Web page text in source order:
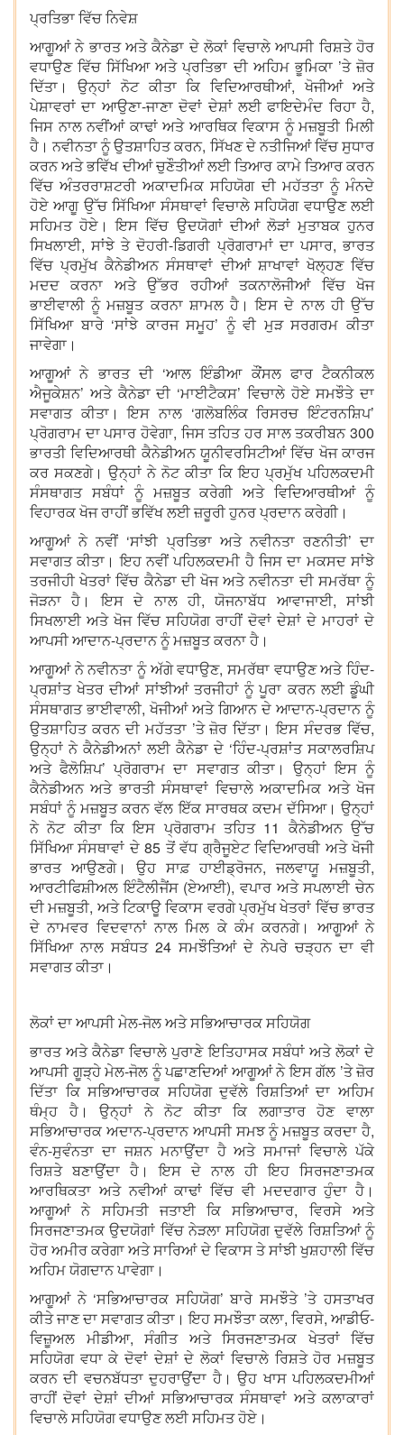
ਪ੍ਰਤਿਭਾ ਵਿੱਚ ਨਿਵੇਸ਼
ਆਗੂਆਂ ਨੇ ਭਾਰਤ ਅਤੇ ਕੈਨੇਡਾ ਦੇ ਲੋਕਾਂ ਵਿਚਾਲੇ ਆਪਸੀ ਰਿਸ਼ਤੇ ਹੋਰ
ਵਧਾਉਣ ਵਿੱਚ ਸਿੱਖਿਆ ਅਤੇ ਪ੍ਰਤਿਭਾ ਦੀ ਅਹਿਮ ਭੂਮਿਕਾ ’ਤੇ ਜ਼ੋਰ
ਦਿੱਤਾ। ਉਨ੍ਹਾਂ ਨੋਟ ਕੀਤਾ ਕਿ ਵਿਦਿਆਰਥੀਆਂ, ਖੋਜੀਆਂ ਅਤੇ
ਪੇਸ਼ਾਵਰਾਂ ਦਾ ਆਉਣਾ-ਜਾਣਾ ਦੋਵਾਂ ਦੇਸ਼ਾਂ ਲਈ ਫਾਇਦੇਮੰਦ ਰਿਹਾ ਹੈ,
ਜਿਸ ਨਾਲ ਨਵੀਂਆਂ ਕਾਢਾਂ ਅਤੇ ਆਰਥਿਕ ਵਿਕਾਸ ਨੂੰ ਮਜ਼ਬੂਤੀ ਮਿਲੀ
ਹੈ। ਨਵੀਨਤਾ ਨੂੰ ਉਤਸ਼ਾਹਿਤ ਕਰਨ, ਸਿੱਖਣ ਦੇ ਨਤੀਜਿਆਂ ਵਿੱਚ ਸੁਧਾਰ
ਕਰਨ ਅਤੇ ਭਵਿੱਖ ਦੀਆਂ ਚੁਣੌਤੀਆਂ ਲਈ ਤਿਆਰ ਕਾਮੇ ਤਿਆਰ ਕਰਨ
ਵਿੱਚ ਅੰਤਰਰਾਸ਼ਟਰੀ ਅਕਾਦਮਿਕ ਸਹਿਯੋਗ ਦੀ ਮਹੱਤਤਾ ਨੂੰ ਮੰਨਦੇ
ਹੋਏ ਆਗੂ ਉੱਚ ਸਿੱਖਿਆ ਸੰਸਥਾਵਾਂ ਵਿਚਾਲੇ ਸਹਿਯੋਗ ਵਧਾਉਣ ਲਈ
ਸਹਿਮਤ ਹੋਏ। ਇਸ ਵਿੱਚ ਉਦਯੋਗਾਂ ਦੀਆਂ ਲੋੜਾਂ ਮੁਤਾਬਕ ਹੁਨਰ
ਸਿਖਲਾਈ, ਸਾਂਝੇ ਤੇ ਦੋਹਰੀ-ਡਿਗਰੀ ਪ੍ਰੋਗਰਾਮਾਂ ਦਾ ਪਸਾਰ, ਭਾਰਤ
ਵਿੱਚ ਪ੍ਰਮੁੱਖ ਕੈਨੇਡੀਅਨ ਸੰਸਥਾਵਾਂ ਦੀਆਂ ਸ਼ਾਖਾਵਾਂ ਖੋਲ੍ਹਣ ਵਿੱਚ
ਮਦਦ ਕਰਨਾ ਅਤੇ ਉੱਭਰ ਰਹੀਆਂ ਤਕਨਾਲੋਜੀਆਂ ਵਿੱਚ ਖੋਜ
ਭਾਈਵਾਲੀ ਨੂੰ ਮਜ਼ਬੂਤ ਕਰਨਾ ਸ਼ਾਮਲ ਹੈ। ਇਸ ਦੇ ਨਾਲ ਹੀ ਉੱਚ
ਸਿੱਖਿਆ ਬਾਰੇ ‘ਸਾਂਝੇ ਕਾਰਜ ਸਮੂਹ’ ਨੂੰ ਵੀ ਮੁੜ ਸਰਗਰਮ ਕੀਤਾ
ਜਾਵੇਗਾ।
ਆਗੂਆਂ ਨੇ ਭਾਰਤ ਦੀ ‘ਆਲ ਇੰਡੀਆ ਕੌਂਸਲ ਫਾਰ ਟੈਕਨੀਕਲ
ਐਜੂਕੇਸ਼ਨ’ ਅਤੇ ਕੈਨੇਡਾ ਦੀ ‘ਮਾਈਟੈਕਸ’ ਵਿਚਾਲੇ ਹੋਏ ਸਮਝੌਤੇ ਦਾ
ਸਵਾਗਤ ਕੀਤਾ। ਇਸ ਨਾਲ ‘ਗਲੋਬਲਿੰਕ ਰਿਸਰਚ ਇੰਟਰਨਸ਼ਿਪ’
ਪ੍ਰੋਗਰਾਮ ਦਾ ਪਸਾਰ ਹੋਵੇਗਾ, ਜਿਸ ਤਹਿਤ ਹਰ ਸਾਲ ਤਕਰੀਬਨ 300
ਭਾਰਤੀ ਵਿਦਿਆਰਥੀ ਕੈਨੇਡੀਅਨ ਯੂਨੀਵਰਸਿਟੀਆਂ ਵਿੱਚ ਖੋਜ ਕਾਰਜ
ਕਰ ਸਕਣਗੇ। ਉਨ੍ਹਾਂ ਨੇ ਨੋਟ ਕੀਤਾ ਕਿ ਇਹ ਪ੍ਰਮੁੱਖ ਪਹਿਲਕਦਮੀ
ਸੰਸਥਾਗਤ ਸਬੰਧਾਂ ਨੂੰ ਮਜ਼ਬੂਤ ਕਰੇਗੀ ਅਤੇ ਵਿਦਿਆਰਥੀਆਂ ਨੂੰ
ਵਿਹਾਰਕ ਖੋਜ ਰਾਹੀਂ ਭਵਿੱਖ ਲਈ ਜ਼ਰੂਰੀ ਹੁਨਰ ਪ੍ਰਦਾਨ ਕਰੇਗੀ।
ਆਗੂਆਂ ਨੇ ਨਵੀਂ ‘ਸਾਂਝੀ ਪ੍ਰਤਿਭਾ ਅਤੇ ਨਵੀਨਤਾ ਰਣਨੀਤੀ’ ਦਾ
ਸਵਾਗਤ ਕੀਤਾ। ਇਹ ਨਵੀਂ ਪਹਿਲਕਦਮੀ ਹੈ ਜਿਸ ਦਾ ਮਕਸਦ ਸਾਂਝੇ
ਤਰਜੀਹੀ ਖੇਤਰਾਂ ਵਿੱਚ ਕੈਨੇਡਾ ਦੀ ਖੋਜ ਅਤੇ ਨਵੀਨਤਾ ਦੀ ਸਮਰੱਥਾ ਨੂੰ
ਜੋੜਨਾ ਹੈ। ਇਸ ਦੇ ਨਾਲ ਹੀ, ਯੋਜਨਾਬੱਧ ਆਵਾਜਾਈ, ਸਾਂਝੀ
ਸਿਖਲਾਈ ਅਤੇ ਖੋਜ ਵਿੱਚ ਸਹਿਯੋਗ ਰਾਹੀਂ ਦੋਵਾਂ ਦੇਸ਼ਾਂ ਦੇ ਮਾਹਰਾਂ ਦੇ
ਆਪਸੀ ਆਦਾਨ-ਪ੍ਰਦਾਨ ਨੂੰ ਮਜ਼ਬੂਤ ਕਰਨਾ ਹੈ।
ਆਗੂਆਂ ਨੇ ਨਵੀਨਤਾ ਨੂੰ ਅੱਗੇ ਵਧਾਉਣ, ਸਮਰੱਥਾ ਵਧਾਉਣ ਅਤੇ ਹਿੰਦ-
ਪ੍ਰਸ਼ਾਂਤ ਖੇਤਰ ਦੀਆਂ ਸਾਂਝੀਆਂ ਤਰਜੀਹਾਂ ਨੂੰ ਪੂਰਾ ਕਰਨ ਲਈ ਡੂੰਘੀ
ਸੰਸਥਾਗਤ ਭਾਈਵਾਲੀ, ਖੋਜੀਆਂ ਅਤੇ ਗਿਆਨ ਦੇ ਆਦਾਨ-ਪ੍ਰਦਾਨ ਨੂੰ
ਉਤਸ਼ਾਹਿਤ ਕਰਨ ਦੀ ਮਹੱਤਤਾ ’ਤੇ ਜ਼ੋਰ ਦਿੱਤਾ। ਇਸ ਸੰਦਰਭ ਵਿੱਚ,
ਉਨ੍ਹਾਂ ਨੇ ਕੈਨੇਡੀਅਨਾਂ ਲਈ ਕੈਨੇਡਾ ਦੇ ‘ਹਿੰਦ-ਪ੍ਰਸ਼ਾਂਤ ਸਕਾਲਰਸ਼ਿਪ
ਅਤੇ ਫੈਲੋਸ਼ਿਪ’ ਪ੍ਰੋਗਰਾਮ ਦਾ ਸਵਾਗਤ ਕੀਤਾ। ਉਨ੍ਹਾਂ ਇਸ ਨੂੰ
ਕੈਨੇਡੀਅਨ ਅਤੇ ਭਾਰਤੀ ਸੰਸਥਾਵਾਂ ਵਿਚਾਲੇ ਅਕਾਦਮਿਕ ਅਤੇ ਖੋਜ
ਸਬੰਧਾਂ ਨੂੰ ਮਜ਼ਬੂਤ ਕਰਨ ਵੱਲ ਇੱਕ ਸਾਰਥਕ ਕਦਮ ਦੱਸਿਆ। ਉਨ੍ਹਾਂ
ਨੇ ਨੋਟ ਕੀਤਾ ਕਿ ਇਸ ਪ੍ਰੋਗਰਾਮ ਤਹਿਤ 11 ਕੈਨੇਡੀਅਨ ਉੱਚ
ਸਿੱਖਿਆ ਸੰਸਥਾਵਾਂ ਦੇ 85 ਤੋਂ ਵੱਧ ਗ੍ਰੈਜੂਏਟ ਵਿਦਿਆਰਥੀ ਅਤੇ ਖੋਜੀ
ਭਾਰਤ ਆਉਣਗੇ। ਉਹ ਸਾਫ਼ ਹਾਈਡ੍ਰੋਜਨ, ਜਲਵਾਯੂ ਮਜ਼ਬੂਤੀ,
ਆਰਟੀਫਿਸ਼ੀਅਲ ਇੰਟੈਲੀਜੈਂਸ (ਏਆਈ), ਵਪਾਰ ਅਤੇ ਸਪਲਾਈ ਚੇਨ
ਦੀ ਮਜ਼ਬੂਤੀ, ਅਤੇ ਟਿਕਾਊ ਵਿਕਾਸ ਵਰਗੇ ਪ੍ਰਮੁੱਖ ਖੇਤਰਾਂ ਵਿੱਚ ਭਾਰਤ
ਦੇ ਨਾਮਵਰ ਵਿਦਵਾਨਾਂ ਨਾਲ ਮਿਲ ਕੇ ਕੰਮ ਕਰਨਗੇ। ਆਗੂਆਂ ਨੇ
ਸਿੱਖਿਆ ਨਾਲ ਸਬੰਧਤ 24 ਸਮਝੌਤਿਆਂ ਦੇ ਨੇਪਰੇ ਚੜ੍ਹਨ ਦਾ ਵੀ
ਸਵਾਗਤ ਕੀਤਾ।
ਲੋਕਾਂ ਦਾ ਆਪਸੀ ਮੇਲ-ਜੋਲ ਅਤੇ ਸਭਿਆਚਾਰਕ ਸਹਿਯੋਗ
ਭਾਰਤ ਅਤੇ ਕੈਨੇਡਾ ਵਿਚਾਲੇ ਪੁਰਾਣੇ ਇਤਿਹਾਸਕ ਸਬੰਧਾਂ ਅਤੇ ਲੋਕਾਂ ਦੇ
ਆਪਸੀ ਗੂੜ੍ਹੇ ਮੇਲ-ਜੋਲ ਨੂੰ ਪਛਾਣਦਿਆਂ ਆਗੂਆਂ ਨੇ ਇਸ ਗੱਲ ’ਤੇ ਜ਼ੋਰ
ਦਿੱਤਾ ਕਿ ਸਭਿਆਚਾਰਕ ਸਹਿਯੋਗ ਦੁਵੱਲੇ ਰਿਸ਼ਤਿਆਂ ਦਾ ਅਹਿਮ
ਥੰਮ੍ਹ ਹੈ। ਉਨ੍ਹਾਂ ਨੇ ਨੋਟ ਕੀਤਾ ਕਿ ਲਗਾਤਾਰ ਹੋਣ ਵਾਲਾ
ਸਭਿਆਚਾਰਕ ਅਦਾਨ-ਪ੍ਰਦਾਨ ਆਪਸੀ ਸਮਝ ਨੂੰ ਮਜ਼ਬੂਤ ਕਰਦਾ ਹੈ,
ਵੰਨ-ਸੁਵੰਨਤਾ ਦਾ ਜਸ਼ਨ ਮਨਾਉਂਦਾ ਹੈ ਅਤੇ ਸਮਾਜਾਂ ਵਿਚਾਲੇ ਪੱਕੇ
ਰਿਸ਼ਤੇ ਬਣਾਉਂਦਾ ਹੈ। ਇਸ ਦੇ ਨਾਲ ਹੀ ਇਹ ਸਿਰਜਣਾਤਮਕ
ਆਰਥਿਕਤਾ ਅਤੇ ਨਵੀਆਂ ਕਾਢਾਂ ਵਿੱਚ ਵੀ ਮਦਦਗਾਰ ਹੁੰਦਾ ਹੈ।
ਆਗੂਆਂ ਨੇ ਸਹਿਮਤੀ ਜਤਾਈ ਕਿ ਸਭਿਆਚਾਰ, ਵਿਰਸੇ ਅਤੇ
ਸਿਰਜਣਾਤਮਕ ਉਦਯੋਗਾਂ ਵਿੱਚ ਨੇੜਲਾ ਸਹਿਯੋਗ ਦੁਵੱਲੇ ਰਿਸ਼ਤਿਆਂ ਨੂੰ
ਹੋਰ ਅਮੀਰ ਕਰੇਗਾ ਅਤੇ ਸਾਰਿਆਂ ਦੇ ਵਿਕਾਸ ਤੇ ਸਾਂਝੀ ਖੁਸ਼ਹਾਲੀ ਵਿੱਚ
ਅਹਿਮ ਯੋਗਦਾਨ ਪਾਵੇਗਾ।
ਆਗੂਆਂ ਨੇ ‘ਸਭਿਆਚਾਰਕ ਸਹਿਯੋਗ’ ਬਾਰੇ ਸਮਝੌਤੇ ’ਤੇ ਹਸਤਾਖਰ
ਕੀਤੇ ਜਾਣ ਦਾ ਸਵਾਗਤ ਕੀਤਾ। ਇਹ ਸਮਝੌਤਾ ਕਲਾ, ਵਿਰਸੇ, ਆਡੀਓ-
ਵਿਜ਼ੂਅਲ ਮੀਡੀਆ, ਸੰਗੀਤ ਅਤੇ ਸਿਰਜਣਾਤਮਕ ਖੇਤਰਾਂ ਵਿੱਚ
ਸਹਿਯੋਗ ਵਧਾ ਕੇ ਦੋਵਾਂ ਦੇਸ਼ਾਂ ਦੇ ਲੋਕਾਂ ਵਿਚਾਲੇ ਰਿਸ਼ਤੇ ਹੋਰ ਮਜ਼ਬੂਤ
ਕਰਨ ਦੀ ਵਚਨਬੱਧਤਾ ਦੁਹਰਾਉਂਦਾ ਹੈ। ਉਹ ਖਾਸ ਪਹਿਲਕਦਮੀਆਂ
ਰਾਹੀਂ ਦੋਵਾਂ ਦੇਸ਼ਾਂ ਦੀਆਂ ਸਭਿਆਚਾਰਕ ਸੰਸਥਾਵਾਂ ਅਤੇ ਕਲਾਕਾਰਾਂ
ਵਿਚਾਲੇ ਸਹਿਯੋਗ ਵਧਾਉਣ ਲਈ ਸਹਿਮਤ ਹੋਏ।